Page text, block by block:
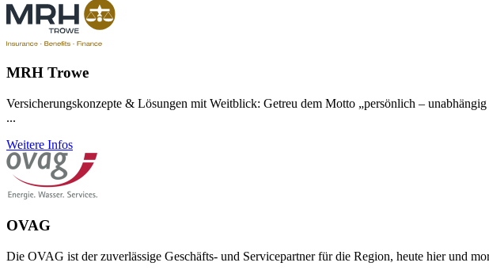
MRH Trowe
Versicherungskonzepte & Lösungen mit Weitblick: Getreu dem Motto „persönlich –
...
Weitere Infos
OVAG
Die OVAG ist der zuver­lässige Geschäfts- und Service­partner für die Region, heute hier und